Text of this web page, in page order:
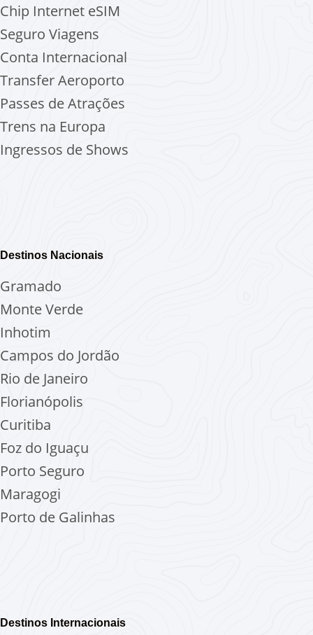
Chip Internet eSIM
Seguro Viagens
Conta Internacional
Transfer Aeroporto
Passes de Atrações
Trens na Europa
Ingressos de Shows
Destinos Nacionais
Gramado
Monte Verde
Inhotim
Campos do Jordão
Rio de Janeiro
Florianópolis
Curitiba
Foz do Iguaçu
Porto Seguro
Maragogi
Porto de Galinhas
Destinos Internacionais